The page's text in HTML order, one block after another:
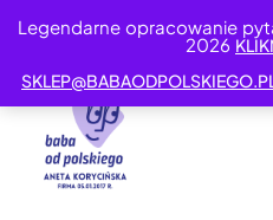
Legendarne opracowanie
2026